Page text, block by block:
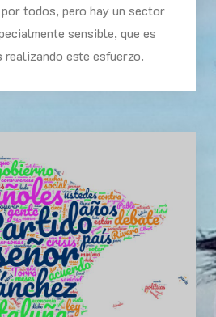
todos, pero hay un sector
sensible, que es
realizando este esfuerzo.